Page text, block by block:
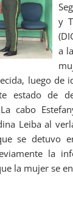
y
a
luego de
estado de
cabo
Leiba al
se detuvo
la
la mujer se